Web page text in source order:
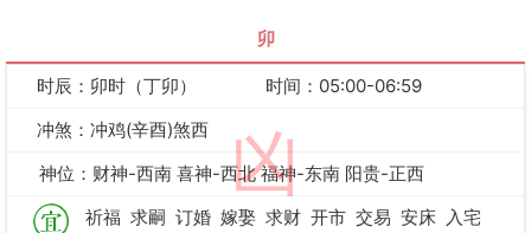
卯
凶
时辰：卯时（丁卯）
时间：05:00-06:59
冲煞：冲鸡(辛酉)煞西
神位：财神-西南 喜神-西北 福神-东南 阳贵-正西
祈福 求嗣 订婚 嫁娶 求财 开市 交易 安床 入宅